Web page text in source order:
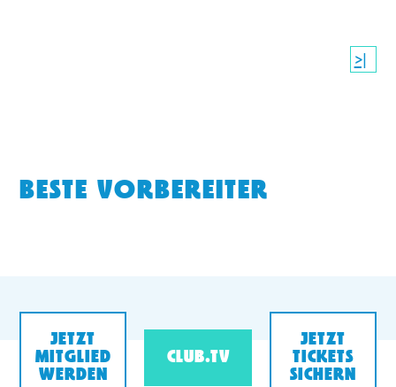
>|
BESTE VORBEREITER
JETZT
MITGLIED
WERDEN
CLUB.TV
JETZT
TICKETS
SICHERN